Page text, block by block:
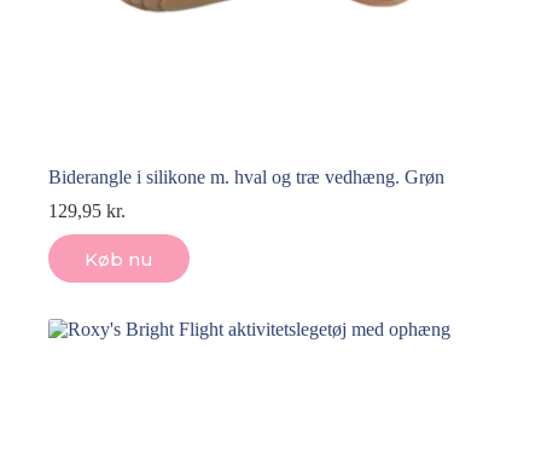
Biderangle i silikone m. hval og træ vedhæng. Grøn
129,95 kr.
Køb nu